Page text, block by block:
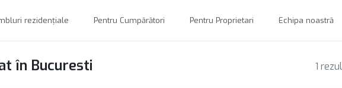
rezidențiale Pentru Cumpărători Pentru Proprietari Echipa noastră
1
în Bucuresti